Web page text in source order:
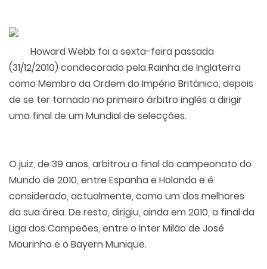
Howard Webb foi a sexta-feira passada
(31/12/2010) condecorado pela Rainha de Inglaterra
como Membro da Ordem do Império Britânico, depois
de se ter tornado no primeiro árbitro inglês a dirigir
uma final de um Mundial de selecções.
O juiz, de 39 anos, arbitrou a final do campeonato do
Mundo de 2010, entre Espanha e Holanda e é
considerado, actualmente, como um dos melhores
da sua área. De resto, dirigiu, ainda em 2010, a final da
Liga dos Campeões, entre o Inter Milão de José
Mourinho e o Bayern Munique.